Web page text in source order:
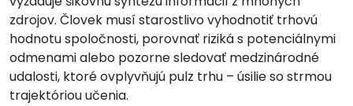
zdrojov. Človek musí starostlivo vyhodnotiť trhovú
hodnotu spoločnosti, porovnať riziká s potenciálnymi
odmenami alebo pozorne sledovať medzinárodné
udalosti, ktoré ovplyvňujú pulz trhu – úsilie so strmou
trajektóriou učenia.